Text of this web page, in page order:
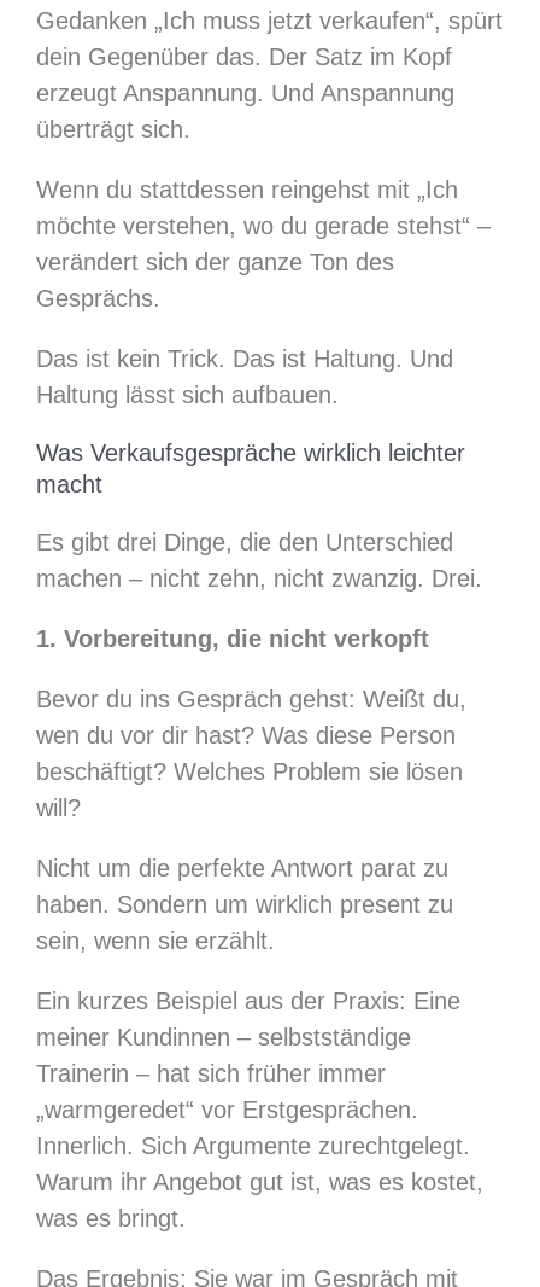
Gedanken „Ich muss jetzt verkaufen“, spürt
dein Gegenüber das. Der Satz im Kopf
erzeugt Anspannung. Und Anspannung
überträgt sich.
Wenn du stattdessen reingehst mit „Ich
möchte verstehen, wo du gerade stehst“ –
verändert sich der ganze Ton des
Gesprächs.
Das ist kein Trick. Das ist Haltung. Und
Haltung lässt sich aufbauen.
Was Verkaufsgespräche wirklich leichter
macht
Es gibt drei Dinge, die den Unterschied
machen – nicht zehn, nicht zwanzig. Drei.
1. Vorbereitung, die nicht verkopft
Bevor du ins Gespräch gehst: Weißt du,
wen du vor dir hast? Was diese Person
beschäftigt? Welches Problem sie lösen
will?
Nicht um die perfekte Antwort parat zu
haben. Sondern um wirklich present zu
sein, wenn sie erzählt.
Ein kurzes Beispiel aus der Praxis: Eine
meiner Kundinnen – selbstständige
Trainerin – hat sich früher immer
„warmgeredet“ vor Erstgesprächen.
Innerlich. Sich Argumente zurechtgelegt.
Warum ihr Angebot gut ist, was es kostet,
was es bringt.
Das Ergebnis: Sie war im Gespräch mit